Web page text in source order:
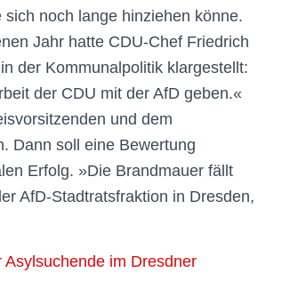
noch lange hinziehen könne.
Jahr hatte CDU-Chef Friedrich
der Kommunalpolitik klargestellt:
der CDU mit der AfD geben.«
und dem
Dann soll eine Bewertung
Erfolg. »Die Brandmauer fällt
AfD-Stadtratsfraktion in Dresden,
im Dresdner